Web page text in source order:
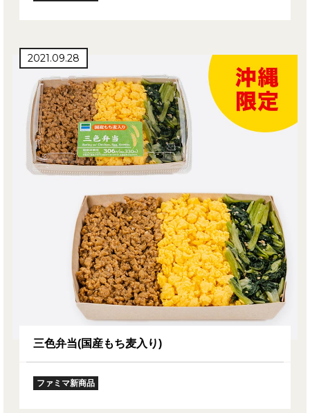
2021.09.28
三色弁当(国産もち麦入り)
ファミマ新商品